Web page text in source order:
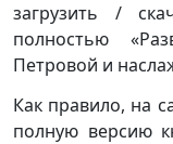
загрузить /
полностью
Петровой и
Как правило, на
полную версию